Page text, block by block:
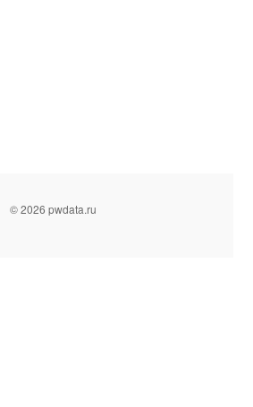
© 2026 pwdata.ru